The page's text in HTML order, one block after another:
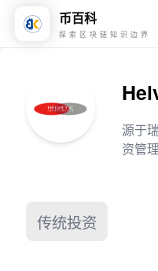
币百科
探索区块链知识边界
源于
资管
传统投资